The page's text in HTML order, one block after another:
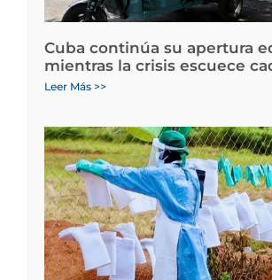
Cuba continúa su apertura
mientras la crisis escuece
Leer Más >>